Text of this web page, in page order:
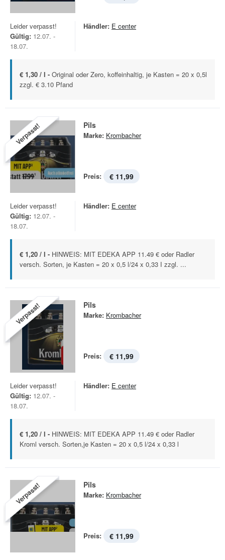
Leider verpasst!
Gültig: 12.07. -
18.07.
Händler: E center
€ 1,30 / l - Original oder Zero, koffeinhaltig, je Kasten = 20 x 0,5l
zzgl. € 3.10 Pfand
Verpasst! Pils
Marke: Krombacher
Preis: € 11,99
Leider verpasst!
Gültig: 12.07. -
18.07.
Händler: E center
€ 1,20 / l - HINWEIS: MIT EDEKA APP 11.49 € oder Radler
versch. Sorten, je Kasten = 20 x 0,5 l/24 x 0,33 І zzgl. ...
Verpasst! Pils
Marke: Krombacher
Preis: € 11,99
Leider verpasst!
Gültig: 12.07. -
18.07.
Händler: E center
€ 1,20 / l - HINWEIS: MIT EDEKA APP 11.49 € oder Radler
Kroml versch. Sorten,je Kasten = 20 x 0,5 l/24 x 0,33 l
Verpasst! Pils
Marke: Krombacher
Preis: € 11,99